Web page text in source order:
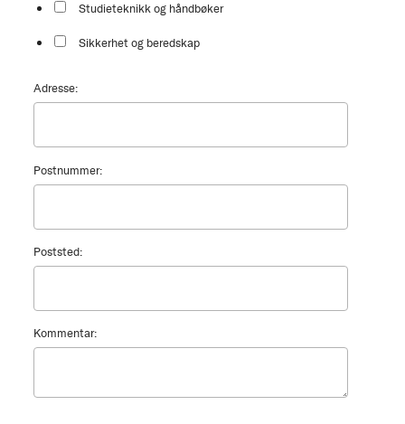
Studieteknikk og håndbøker
Sikkerhet og beredskap
Adresse:
Postnummer:
Poststed:
Kommentar: